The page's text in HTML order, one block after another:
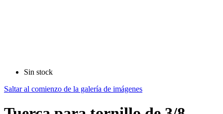
Sin stock
Saltar al comienzo de la galería de imágenes